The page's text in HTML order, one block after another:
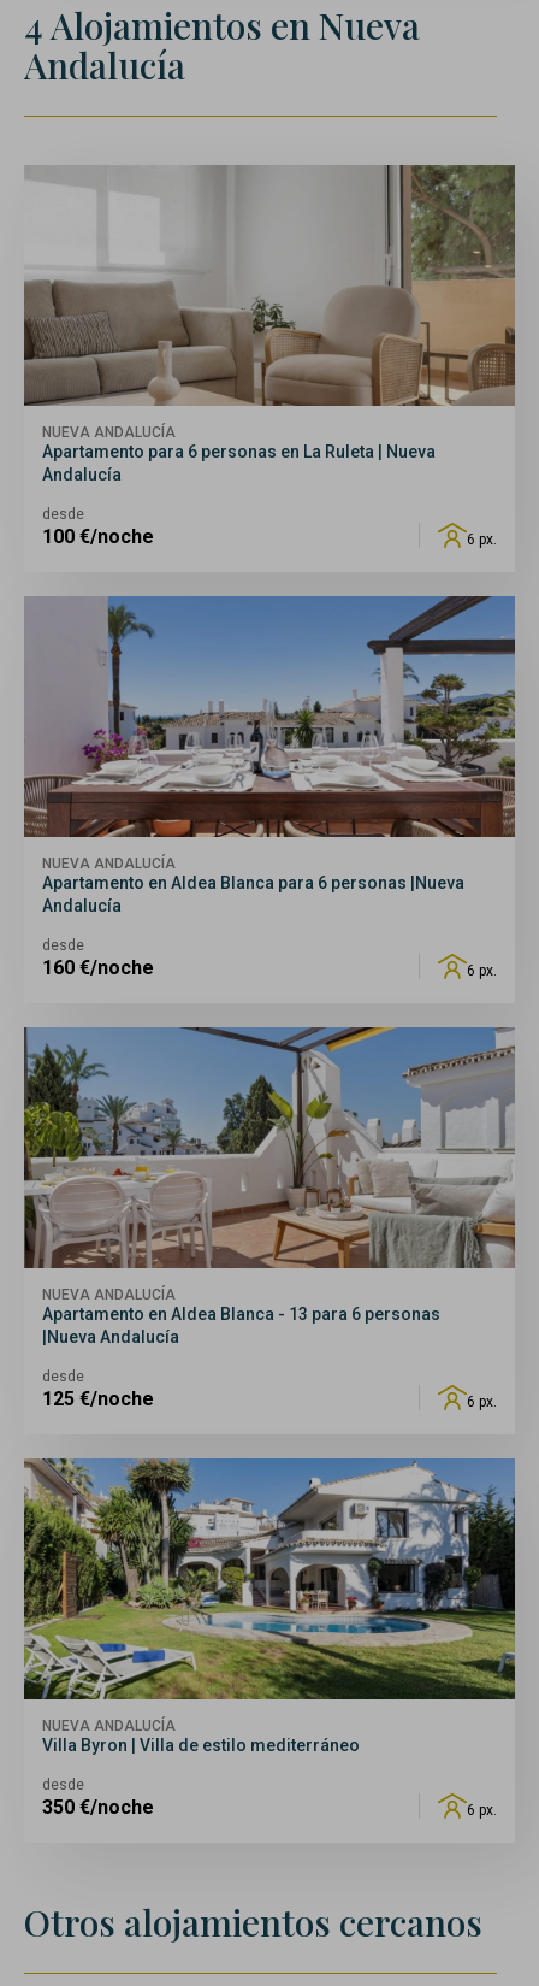
4Alojamientos en Nueva
Andalucía
NUEVA ANDALUCÍA
Apartamento para 6 personas en La Ruleta | Nueva
Andalucía
desde
100 €/noche 6 px.
NUEVA ANDALUCÍA
Apartamento en Aldea Blanca para 6 personas |Nueva
Andalucía
desde
160 €/noche 6 px.
NUEVA ANDALUCÍA
Apartamento en Aldea Blanca - 13 para 6 personas
|Nueva Andalucía
desde
125 €/noche 6 px.
NUEVA ANDALUCÍA
Villa Byron | Villa de estilo mediterráneo
desde
350 €/noche 6 px.
Otros alojamientos cercanos